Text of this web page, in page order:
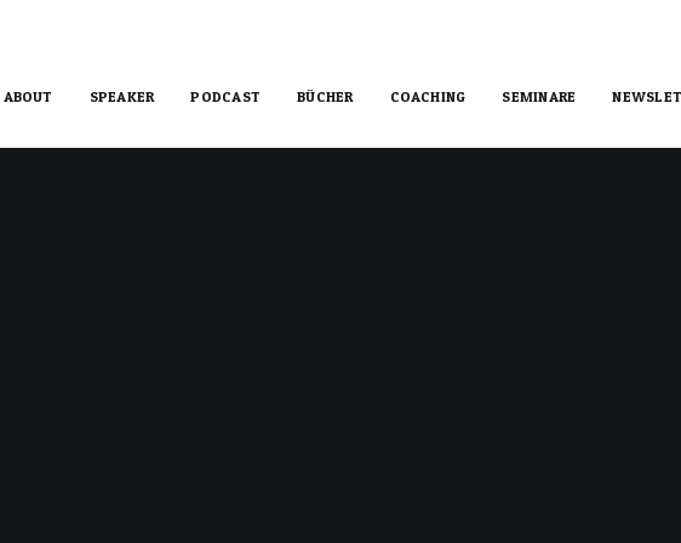
ABOUT SPEAKER PODCAST BÜCHER COACHING SEMINARE